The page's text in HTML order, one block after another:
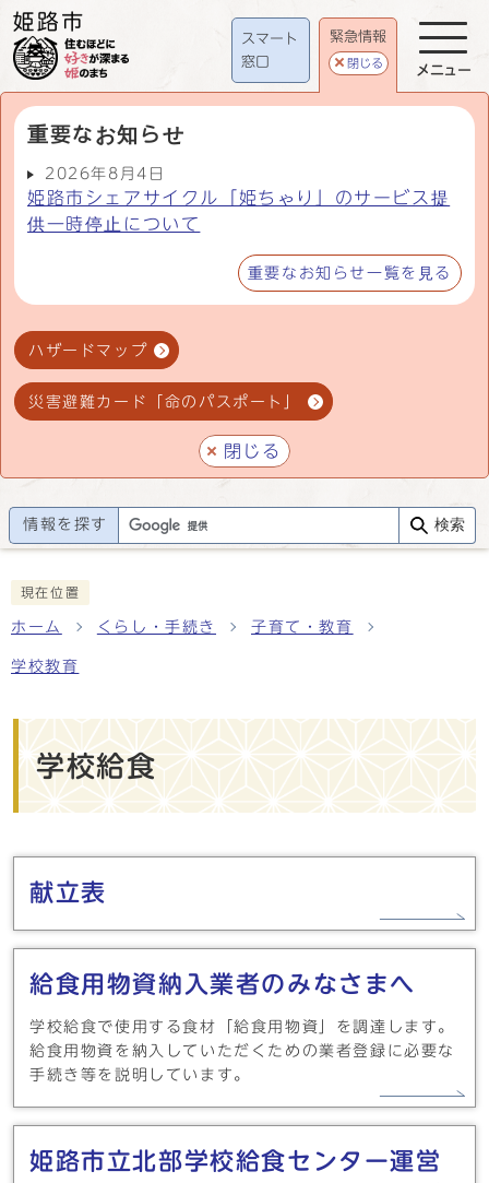
スマート
窓口
緊急情報
閉じる
重要なお知らせ
2026年8月4日
姫路市シェアサイクル「姫ちゃり」のサービス提
供一時停止について
重要なお知らせ一覧を見る
ハザードマップ
災害避難カード「命のパスポート」
閉じる
メニュー
情報を探す 検索
現在位置
ホーム くらし・手続き 子育て・教育
学校教育
学校給食
メインメニュー
献立表
給食用物資納入業者のみなさまへ
学校給食で使用する食材「給食用物資」を調達します。
給食用物資を納入していただくための業者登録に必要な
手続き等を説明しています。
姫路市立北部学校給食センター運営